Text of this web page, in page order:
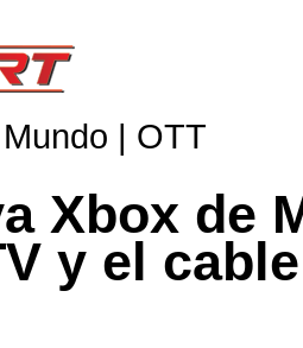
| OTT
Xbox de
y el cable